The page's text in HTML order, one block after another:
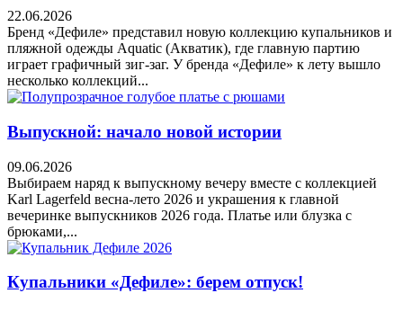
22.06.2026
Бренд «Дефиле» представил новую коллекцию купальников и
пляжной одежды Aquatic (Акватик), где главную партию
играет графичный зиг-заг. У бренда «Дефиле» к лету вышло
несколько коллекций...
Выпускной: начало новой истории
09.06.2026
Выбираем наряд к выпускному вечеру вместе с коллекцией
Karl Lagerfeld весна-лето 2026 и украшения к главной
вечеринке выпускников 2026 года. Платье или блузка с
брюками,...
Купальники «Дефиле»: берем отпуск!